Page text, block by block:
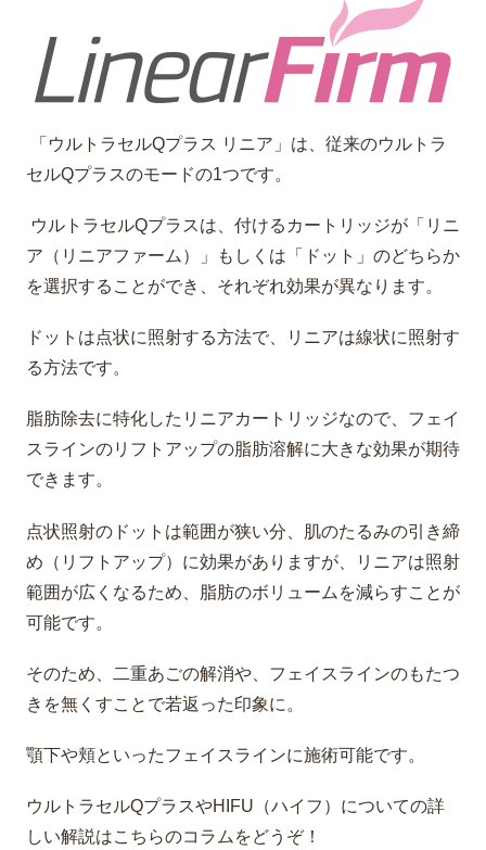
「ウルトラセルQプラス リニア」は、従来のウルトラ
セルQプラスのモードの1つです。
ウルトラセルQプラスは、付けるカートリッジが「リニ
ア（リニアファーム）」もしくは「ドット」のどちらか
を選択することができ、それぞれ効果が異なります。
ドットは点状に照射する方法で、リニアは線状に照射す
る方法です。
脂肪除去に特化したリニアカートリッジなので、フェイ
スラインのリフトアップの脂肪溶解に大きな効果が期待
できます。
点状照射のドットは範囲が狭い分、肌のたるみの引き締
め（リフトアップ）に効果がありますが、リニアは照射
範囲が広くなるため、脂肪のボリュームを減らすことが
可能です。
そのため、二重あごの解消や、フェイスラインのもたつ
きを無くすことで若返った印象に。
顎下や頬といったフェイスラインに施術可能です。
ウルトラセルQプラスやHIFU（ハイフ）についての詳
しい解説はこちらのコラムをどうぞ！